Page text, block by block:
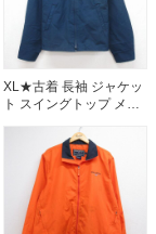
XL★古着 長袖 ジャケッ
ト スイングトップ メン
ラン USA製 ネイビー
26aug05